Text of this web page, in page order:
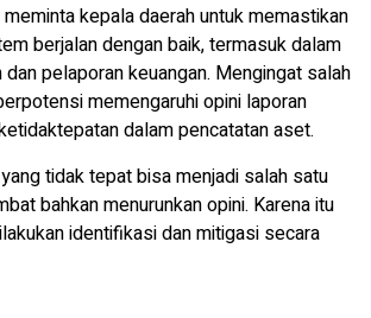
kepala daerah untuk memastikan
berjalan dengan baik, termasuk dalam
pelaporan keuangan. Mengingat salah
memengaruhi opini laporan
dalam pencatatan aset.
tidak tepat bisa menjadi salah satu
bahkan menurunkan opini. Karena itu
identifikasi dan mitigasi secara